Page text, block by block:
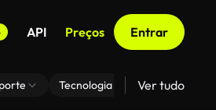
API Preços Entrar
Tecnologia Zoom De
Ver tudo